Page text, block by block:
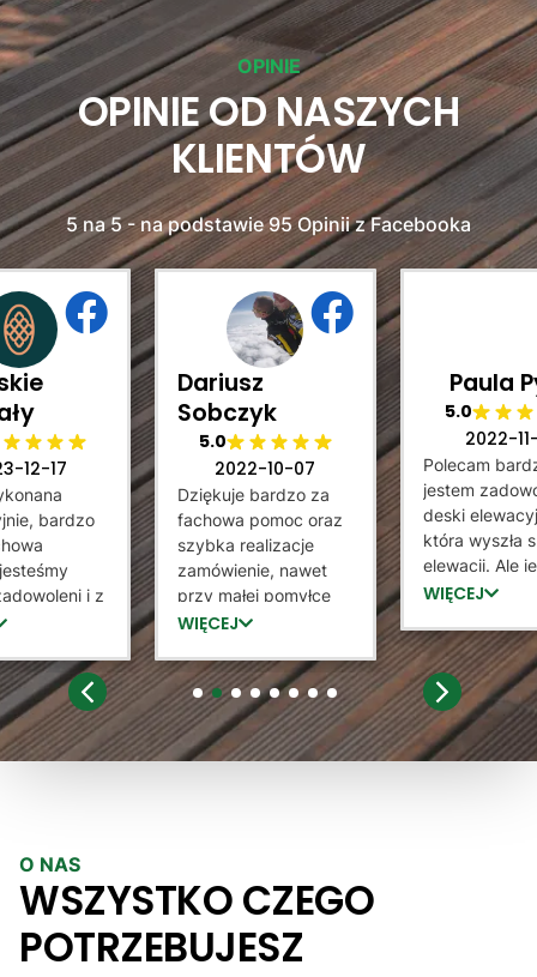
OPINIE
OPINIE OD NASZYCH
KLIENTÓW
5 na 5 - na podstawie 95 Opinii z Facebooka
12-17
bardzo
i z
Góralskie
Dariusz
Sobczyk
5.0
2022-10-07
Dziękuje bardzo za
fachowa pomoc oraz
szybka realizacje
zamówienie, nawet
przy małej pomyłce
sprzedający staną na
dokonał wymiany.
Lamele dobrej jakości,
serdecznie polecam :)
WIĘCEJ
Paula
5.0
2022-
Polecam
jestem
deski
która wyszła
elewacji. Ale
tez bardzo
który potrafił
jak
służył
zainteresował
Wysyłka
ekspresowo.
WIĘCEJ
1 2 3 4 5 6 7 8
O NAS
WSZYSTKO CZEGO
POTRZEBUJESZ